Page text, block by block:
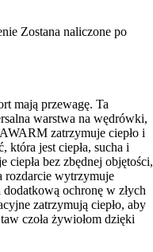
Zostana naliczone po
mają przewagę. Ta
warstwa na wędrówki,
zatrzymuje ciepło i
która jest ciepła, sucha i
bez zbędnej objętości,
rozdarcie wytrzymuje
ochronę w złych
zatrzymują ciepło, aby
czoła żywiołom dzięki